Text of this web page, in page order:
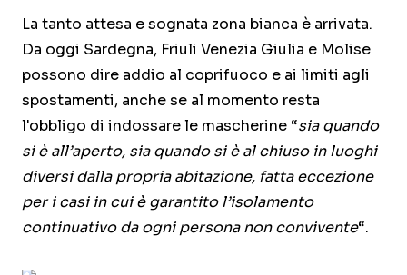
La tanto attesa e sognata zona bianca è arrivata.
Da oggi Sardegna, Friuli Venezia Giulia e Molise
possono dire addio al coprifuoco e ai limiti agli
spostamenti, anche se al momento resta
l'obbligo di indossare le mascherine “sia quando
si è all’aperto, sia quando si è al chiuso in luoghi
diversi dalla propria abitazione, fatta eccezione
per i casi in cui è garantito l’isolamento
continuativo da ogni persona non convivente“.